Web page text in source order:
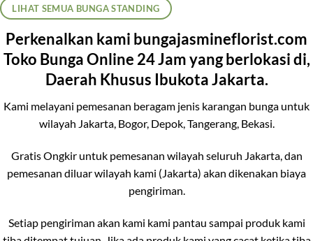
LIHAT SEMUA BUNGA STANDING
Perkenalkan kami bungajasmineflorist.com
Toko Bunga Online 24 Jam yang berlokasi di,
Daerah Khusus Ibukota Jakarta.
Kami melayani pemesanan beragam jenis karangan bunga untuk
wilayah Jakarta, Bogor, Depok, Tangerang, Bekasi.
Gratis Ongkir untuk pemesanan wilayah seluruh Jakarta, dan
pemesanan diluar wilayah kami (Jakarta) akan dikenakan biaya
pengiriman.
Setiap pengiriman akan kami kami pantau sampai produk kami